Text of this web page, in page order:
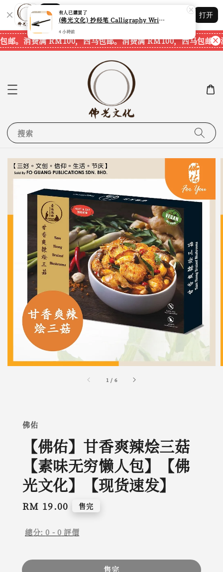
Shopping: 追踪您的订单
您信赖的商店
打开
邮。 消费满 RM100，西马包邮。消费满 RM100，西马包邮。
搜索
1 / 6
佛佑
【佛佑】甘香爽辣烩三菇
【素味无穷懒人包】【佛
光文化】【现货速发】
Regular
RM 19.00 售完
總分:0 - 0 評價
售完
有人已購買了
(佛光文化) 抄经笔 Calligraphy Writing Pen CP70 现货速发
4 小時前